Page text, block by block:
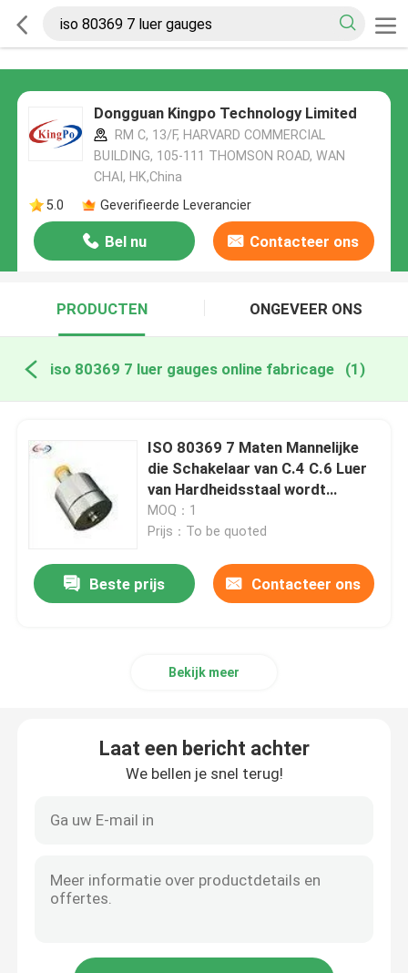
Dongguan Kingpo Technology Limited
RM C, 13/F, HARVARD COMMERCIAL
BUILDING, 105-111 THOMSON ROAD, WAN
CHAI, HK,China
5.0
Geverifieerde Leverancier
Bel nu Contacteer ons
PRODUCTEN ONGEVEER ONS
iso 80369 7 luer gauges online fabricage (1)
ISO 80369 7 Maten Mannelijke
die Schakelaar van C.4 C.6 Luer
van Hardheidsstaal wordt
gemaakt
MOQ：1
Prijs：To be quoted
Beste prijs Contacteer ons
Bekijk meer
Laat een bericht achter
We bellen je snel terug!